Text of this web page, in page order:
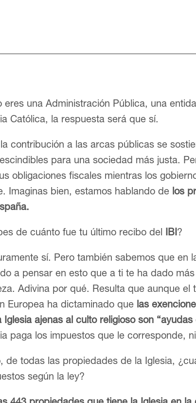
eres una Administración Pública, una
Católica, la respuesta será que sí.
contribución a las arcas públicas se
para una sociedad más justa.
obligaciones fiscales mientras los
Imaginas bien, estamos hablando de los
de cuánto fue tu último recibo del IBI?
sí. Pero también sabemos que en
a pensar en esto que a ti te ha dado
Adivina por qué. Resulta que aunque el
Europea ha dictaminado que las
Iglesia ajenas al culto religioso son
paga los impuestos que le corresponde,
de todas las propiedades de la Iglesia,
según la ley?